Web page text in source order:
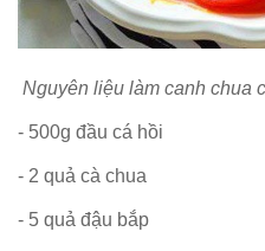
Nguyên liệu làm canh chua
- 500g đầu cá hồi
- 2 quả cà chua
- 5 quả đậu bắp